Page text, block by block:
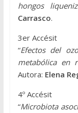
hongos
Carrasco.
3er Accésit
“Efectos del
metabólica en
Autora: Elena
4º Accésit
“Microbiota